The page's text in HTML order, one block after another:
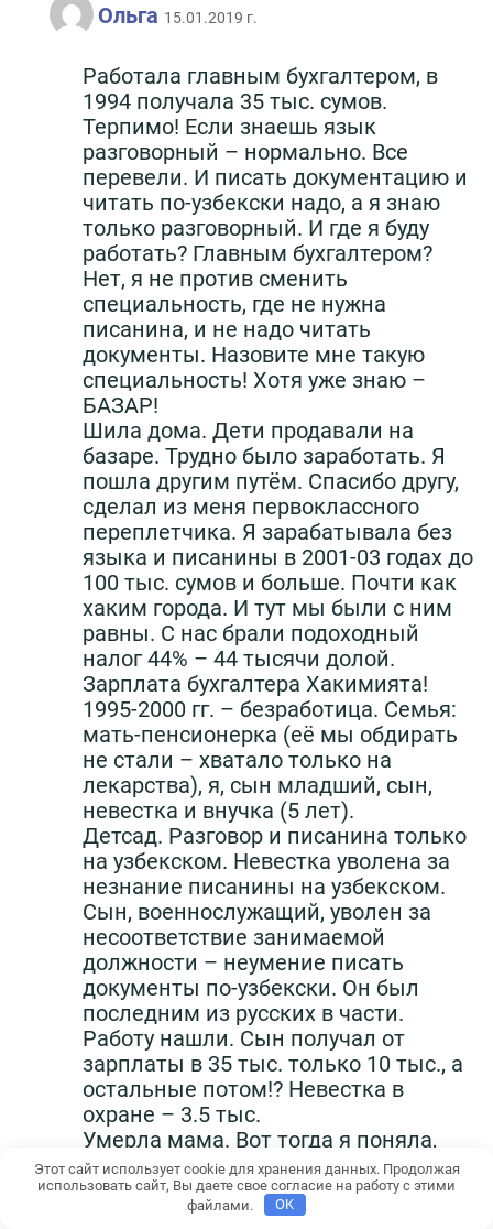
Ольга 15.01.2019 г.
Работала главным бухгалтером, в
1994 получала 35 тыс. сумов.
Терпимо! Если знаешь язык
разговорный – нормально. Все
перевели. И писать документацию и
читать по-узбекски надо, а я знаю
только разговорный. И где я буду
работать? Главным бухгалтером?
Нет, я не против сменить
специальность, где не нужна
писанина, и не надо читать
документы. Назовите мне такую
специальность! Хотя уже знаю –
БАЗАР!
Шила дома. Дети продавали на
базаре. Трудно было заработать. Я
пошла другим путём. Спасибо другу,
сделал из меня первоклассного
переплетчика. Я зарабатывала без
языка и писанины в 2001-03 годах до
100 тыс. сумов и больше. Почти как
хаким города. И тут мы были с ним
равны. С нас брали подоходный
налог 44% – 44 тысячи долой.
Зарплата бухгалтера Хакимията!
1995-2000 гг. – безработица. Семья:
мать-пенсионерка (её мы обдирать
не стали – хватало только на
лекарства), я, сын младший, сын,
невестка и внучка (5 лет).
Детсад. Разговор и писанина только
на узбекском. Невестка уволена за
незнание писанины на узбекском.
Сын, военнослужащий, уволен за
несоответствие занимаемой
должности – неумение писать
документы по-узбекски. Он был
последним из русских в части.
Работу нашли. Сын получал от
зарплаты в 35 тыс. только 10 тыс., а
остальные потом!? Невестка в
охране – 3.5 тыс.
Умерла мама. Вот тогда я поняла,
что все надо менять. Продали все,
что могли. Хватило купить билеты в
Оренбург. Уехали, там нас ждала ещё
Этот сайт использует cookie для хранения данных. Продолжая
использовать сайт, Вы даете свое согласие на работу с этими
файлами.
OK